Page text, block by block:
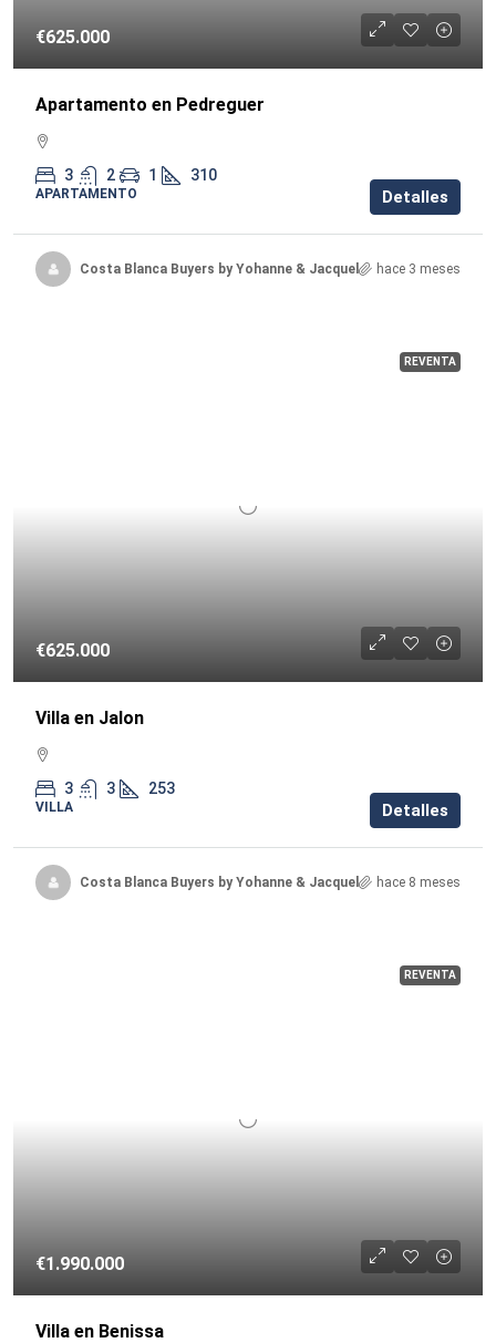
€625.000
Apartamento en Pedreguer
3 2 1 310
APARTAMENTO Detalles
Costa Blanca Buyers by Yohanne & Jacqueline hace 3 meses
REVENTA
€625.000
Villa en Jalon
3 3 253
VILLA Detalles
Costa Blanca Buyers by Yohanne & Jacqueline hace 8 meses
REVENTA
€1.990.000
Villa en Benissa